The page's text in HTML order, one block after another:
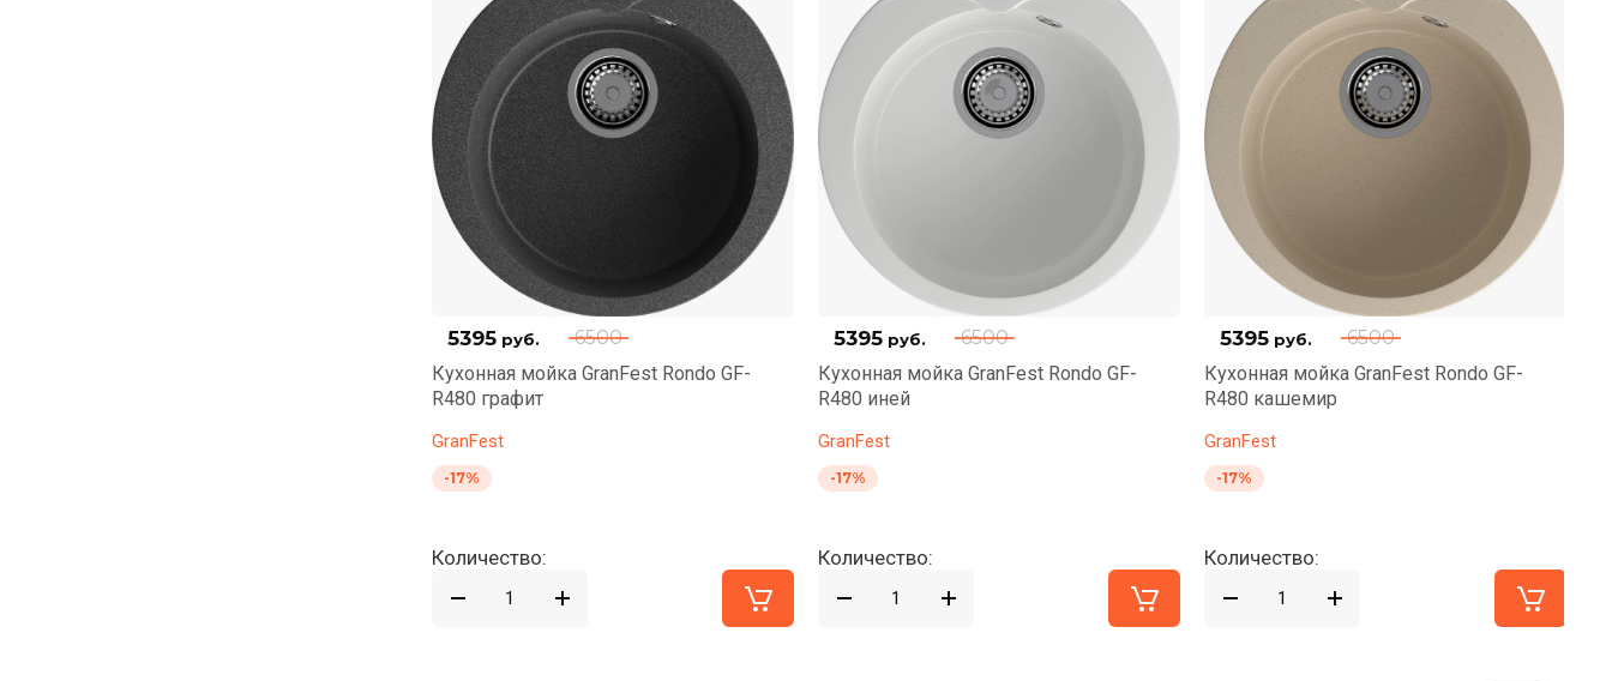
6500
5395 руб.
Кухонная мойка GranFest Rondo GF-
R480 графит
GranFest
-17%
Количество:
6500
5395 руб.
Кухонная мойка GranFest Rondo GF-
R480 иней
GranFest
-17%
Количество:
6500
5395 руб.
Кухонная мойка GranFest Rondo GF-
R480 кашемир
GranFest
-17%
Количество: